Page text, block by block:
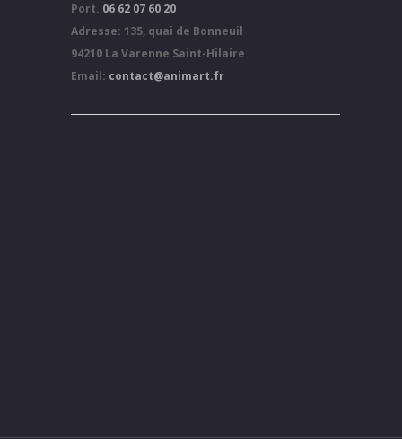
Port. 06 62 07 60 20
Adresse: 135, quai de Bonneuil
94210 La Varenne Saint-Hilaire
Email: contact@animart.fr